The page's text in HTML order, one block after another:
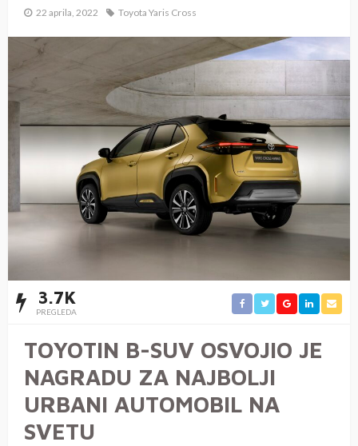
22 aprila, 2022 Toyota Yaris Cross
3.7K
PREGLEDA
TOYOTIN B-SUV OSVOJIO JE
NAGRADU ZA NAJBOLJI
URBANI AUTOMOBIL NA
SVETU